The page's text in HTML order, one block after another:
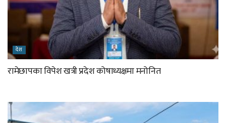
देश
रामेछापका विपेश खत्री प्रदेश कोषाध्यक्षमा मनोनित